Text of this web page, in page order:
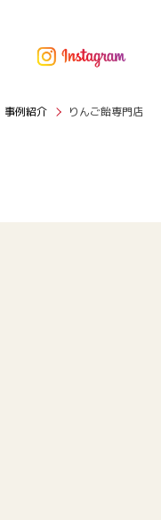
事例紹介 りんご飴専門店